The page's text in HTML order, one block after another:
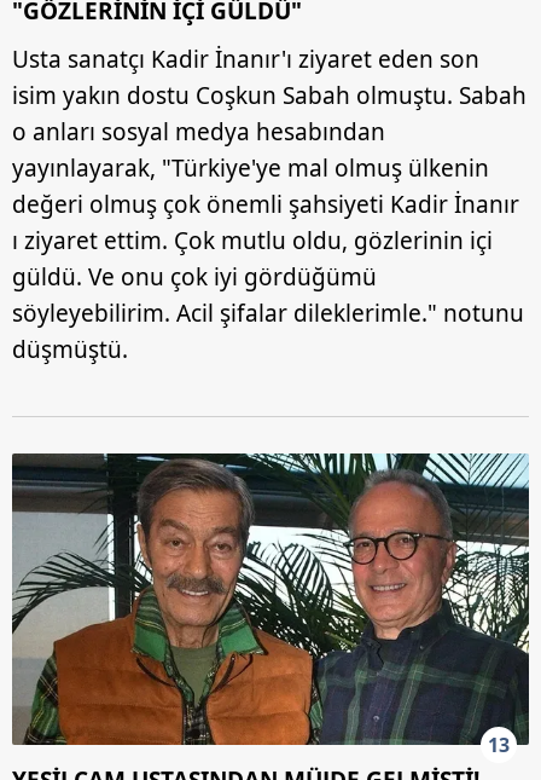
"GÖZLERİNİN İÇİ GÜLDÜ"
Usta sanatçı Kadir İnanır'ı ziyaret eden son
isim yakın dostu Coşkun Sabah olmuştu. Sabah
o anları sosyal medya hesabından
yayınlayarak, "Türkiye'ye mal olmuş ülkenin
değeri olmuş çok önemli şahsiyeti Kadir İnanır
ı ziyaret ettim. Çok mutlu oldu, gözlerinin içi
güldü. Ve onu çok iyi gördüğümü
söyleyebilirim. Acil şifalar dileklerimle." notunu
düşmüştü.
13